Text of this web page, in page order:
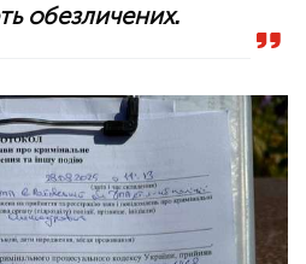
обезличених.